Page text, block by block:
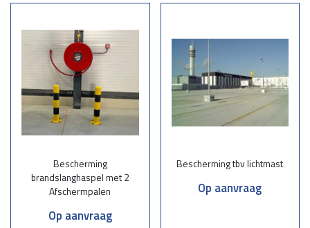
Bescherming
brandslanghaspel met 2
Afschermpalen
Op aanvraag
Bescherming tbv lichtmast
Op aanvraag